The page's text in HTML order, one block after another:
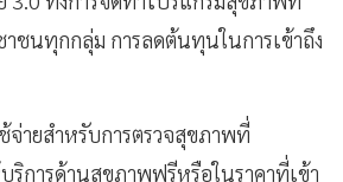
าชนทุกกลุ่ม การลดต้นทุนในการเข้าถึง
จ่ายสำหรับการตรวจสุขภาพที่
ริการด้านสุขภาพฟรีหรือในราคาที่เข้า